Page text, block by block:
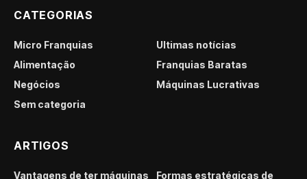
CATEGORIAS
Micro Franquias
Últimas notícias
Alimentação
Franquias Baratas
Negócios
Máquinas Lucrativas
Sem categoria
ARTIGOS
Vantagens de ter máquinas Formas estratégicas de